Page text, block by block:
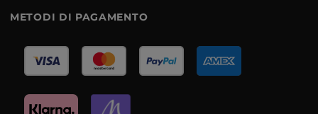
METODI DI PAGAMENTO